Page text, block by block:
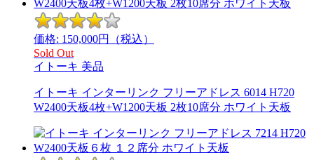
価格: 150,000円（税込）
Sold Out
イトーキ 美品
イトーキ インターリンク フリーアドレス 6014 H720
W2400天板4枚+W1200天板 2枚10席分 ホワイト天板